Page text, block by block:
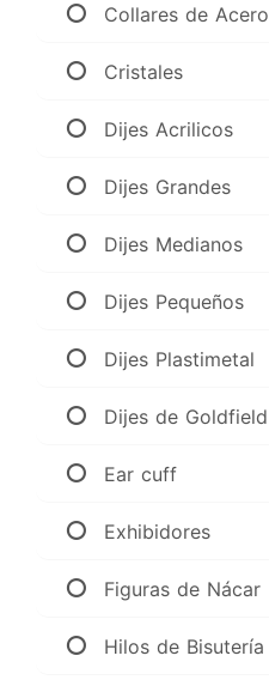
Collares de Acero
Cristales
Dijes Acrilicos
Dijes Grandes
Dijes Medianos
Dijes Pequeños
Dijes Plastimetal
Dijes de Goldfield
Ear cuff
Exhibidores
Figuras de Nácar
Hilos de Bisutería